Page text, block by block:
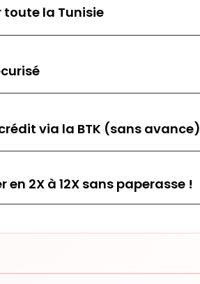
toute la Tunisie
via la BTK (sans avance)
en 2X à 12X sans paperasse !